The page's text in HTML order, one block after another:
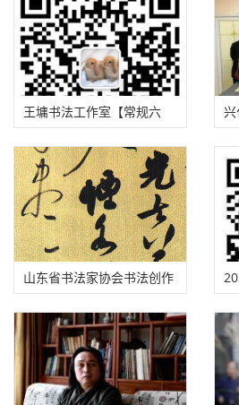
王墉书法工作室【常规六
期】招生启事（2021年4月
中旬开始至2022年3月下旬
结束）
山东省书法家协会书法创作
高级研修班（一年制非脱
产）2021年招生简章